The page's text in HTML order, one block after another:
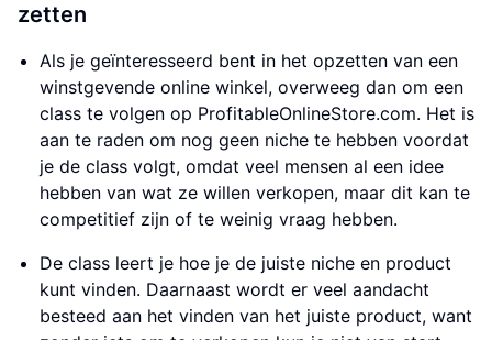
zetten
Als je geïnteresseerd bent in het opzetten van een
winstgevende online winkel, overweeg dan om een
class te volgen op ProfitableOnlineStore.com. Het is
aan te raden om nog geen niche te hebben voordat
je de class volgt, omdat veel mensen al een idee
hebben van wat ze willen verkopen, maar dit kan te
competitief zijn of te weinig vraag hebben.
De class leert je hoe je de juiste niche en product
kunt vinden. Daarnaast wordt er veel aandacht
besteed aan het vinden van het juiste product, want